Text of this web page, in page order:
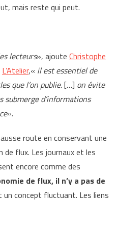
mais reste qui peut.
lecteurs», ajoute Christophe
L’Atelier,« il est essentiel de
que l’on publie.[…] on évite
submerge d’informations
».
route en conservant une
flux. Les journaux et les
encore comme des
de flux, il n’y a pas de
un concept fluctuant. Les liens